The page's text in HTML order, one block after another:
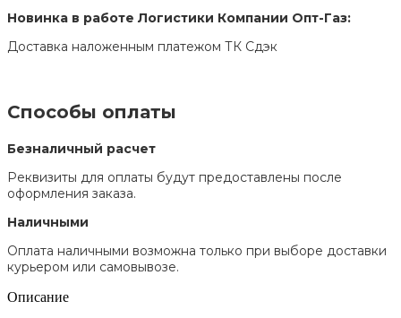
Новинка в работе Логистики Компании Опт-Газ:
Доставка наложенным платежом ТК Сдэк
Способы оплаты
Безналичный расчет
Реквизиты для оплаты будут предоставлены после
оформления заказа.
Наличными
Оплата наличными возможна только при выборе доставки
курьером или самовывозе.
Описание